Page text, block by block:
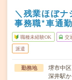
＼残業ほぼ
事務職*車通
職種未経験OK 交
派遣
勤務地
堺市中区
深井駅